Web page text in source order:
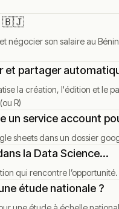
🇧🇯
négocier son salaire au
et partager
la création, l'édition et le
R)
un service account
sheets dans un dossier
la Data Science...
qui rencontre l’opportunité.
étude nationale ?